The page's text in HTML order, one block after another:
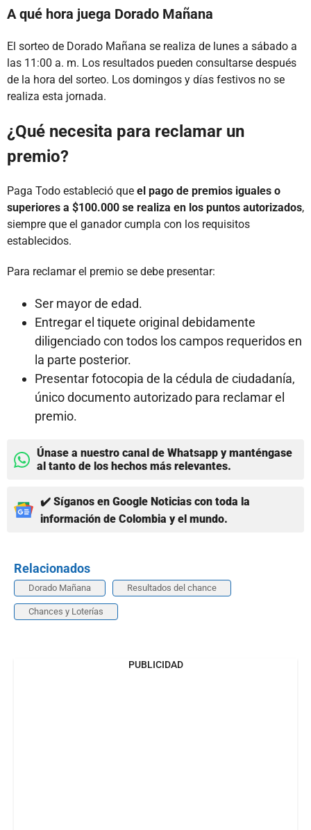
A qué hora juega Dorado Mañana
El sorteo de Dorado Mañana se realiza de lunes a sábado a
las 11:00 a. m. Los resultados pueden consultarse después
de la hora del sorteo. Los domingos y días festivos no se
realiza esta jornada.
¿Qué necesita para reclamar un
premio?
Paga Todo estableció que el pago de premios iguales o
superiores a $100.000 se realiza en los puntos autorizados,
siempre que el ganador cumpla con los requisitos
establecidos.
Para reclamar el premio se debe presentar:
Ser mayor de edad.
Entregar el tiquete original debidamente
diligenciado con todos los campos requeridos en
la parte posterior.
Presentar fotocopia de la cédula de ciudadanía,
único documento autorizado para reclamar el
premio.
Únase a nuestro canal de Whatsapp y manténgase
al tanto de los hechos más relevantes.
✔️ Síganos en Google Noticias con toda la
información de Colombia y el mundo.
Relacionados
Dorado Mañana Resultados del chance
Chances y Loterías
PUBLICIDAD